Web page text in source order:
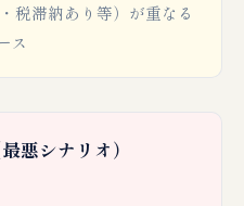
税滞納あり等）が重なる
ス
悪シナリオ）